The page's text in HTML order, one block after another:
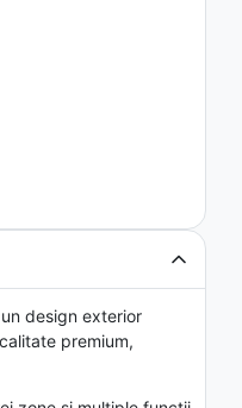
design exterior
premium,